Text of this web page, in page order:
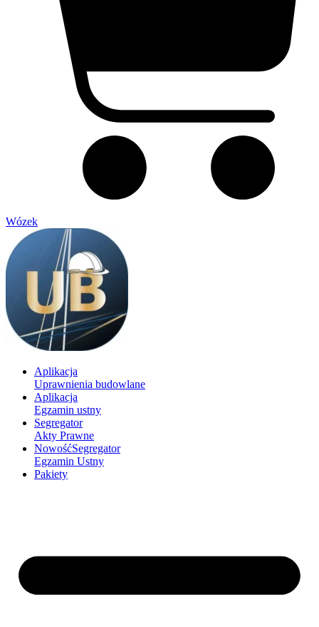
Wózek
Aplikacja
Uprawnienia budowlane
Aplikacja
Egzamin ustny
Segregator
Akty Prawne
NowośćSegregator
Egzamin Ustny
Pakiety